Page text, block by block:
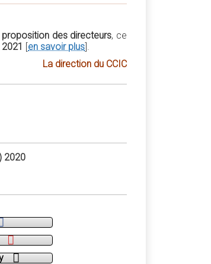
proposition des directeurs, ce
[en savoir plus].
La direction du CCIC
2020